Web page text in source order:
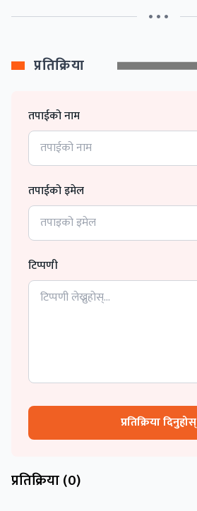
• • •
प्रतिक्रिया
तपाईको नाम
तपाईको इमेल
टिप्पणी
प्रतिक्रिया दिनुहोस्
प्रतिक्रिया (0)